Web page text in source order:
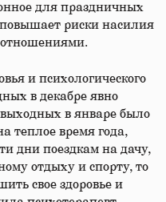
для праздничных
риски насилия
и психологического
в декабре явно
выходных в январе было
теплое время года,
дни поездкам на дачу,
отдыху и спорту, то
свое здоровье и